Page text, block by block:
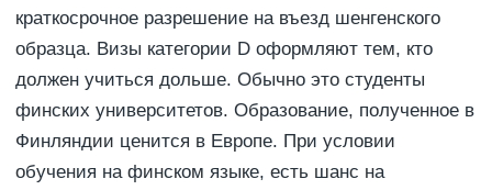
краткосрочное разрешение на въезд шенгенского
образца. Визы категории D оформляют тем, кто
должен учиться дольше. Обычно это студенты
финских университетов. Образование, полученное в
Финляндии ценится в Европе. При условии
обучения на финском языке, есть шанс на